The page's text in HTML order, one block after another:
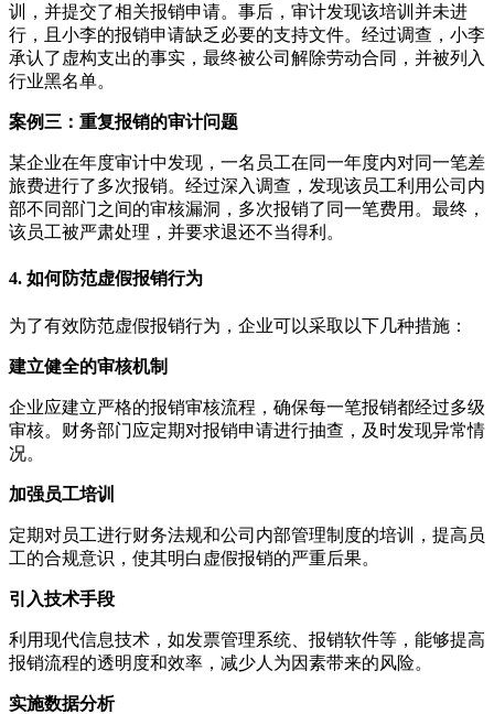
训，并提交了相关报销申请。事后，审计发现该培训并未进
行，且小李的报销申请缺乏必要的支持文件。经过调查，小李
承认了虚构支出的事实，最终被公司解除劳动合同，并被列入
行业黑名单。
案例三：重复报销的审计问题
某企业在年度审计中发现，一名员工在同一年度内对同一笔差
旅费进行了多次报销。经过深入调查，发现该员工利用公司内
部不同部门之间的审核漏洞，多次报销了同一笔费用。最终，
该员工被严肃处理，并要求退还不当得利。
4. 如何防范虚假报销行为
为了有效防范虚假报销行为，企业可以采取以下几种措施：
建立健全的审核机制
企业应建立严格的报销审核流程，确保每一笔报销都经过多级
审核。财务部门应定期对报销申请进行抽查，及时发现异常情
况。
加强员工培训
定期对员工进行财务法规和公司内部管理制度的培训，提高员
工的合规意识，使其明白虚假报销的严重后果。
引入技术手段
利用现代信息技术，如发票管理系统、报销软件等，能够提高
报销流程的透明度和效率，减少人为因素带来的风险。
实施数据分析